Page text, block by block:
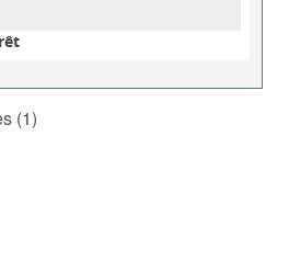
(1)